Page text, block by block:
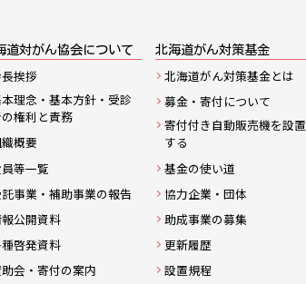
道対がん協会について
挨拶
理念・基本方針・受診
権利と責務
概要
等一覧
事業・補助事業の報告
公開資料
啓発資料
会・寄付の案内
北海道がん対策基金
北海道がん対策基金とは
募金・寄付について
寄付付き自動販売機を設置
する
基金の使い道
協力企業・団体
助成事業の募集
更新履歴
設置規程